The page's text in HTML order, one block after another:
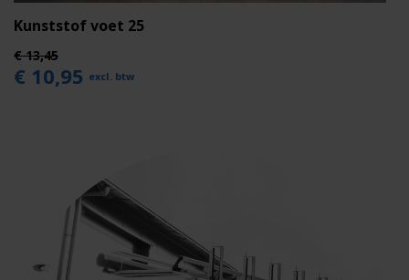
Kunststof voet 25
€ 13,45
€ 10,95 excl. btw